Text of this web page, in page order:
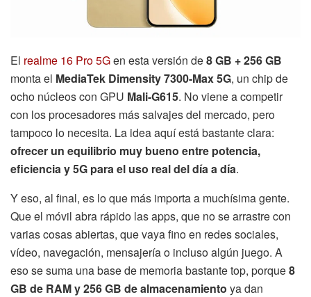
El realme 16 Pro 5Gen esta versión de8 GB + 256 GB
monta el MediaTek Dimensity 7300-Max 5G, un chip de
ocho núcleos con GPU Mali-G615. No viene a competir
con los procesadores más salvajes del mercado, pero
tampoco lo necesita. La idea aquí está bastante clara:
ofrecer un equilibrio muy bueno entre potencia,
eficiencia y 5G para el uso real del día a día.
Y eso, al final, es lo que más importa a muchísima gente.
Que el móvil abra rápido las apps, que no se arrastre con
varias cosas abiertas, que vaya fino en redes sociales,
vídeo, navegación, mensajería o incluso algún juego. A
eso se suma una base de memoria bastante top, porque8
GB de RAM y 256 GB de almacenamiento ya dan